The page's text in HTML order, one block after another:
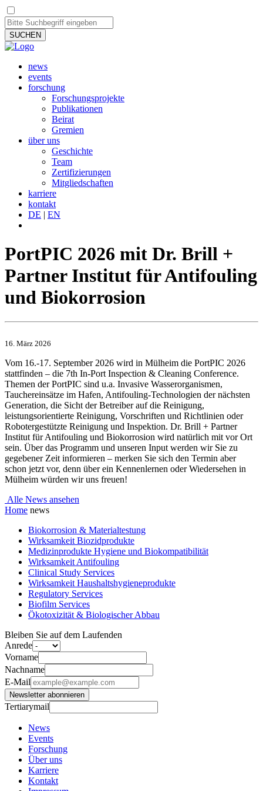
SUCHEN
news
events
forschung
Forschungsprojekte
Publikationen
Beirat
Gremien
über uns
Geschichte
Team
Zertifizierungen
Mitgliedschaften
karriere
kontakt
DE | EN
PortPIC 2026 mit Dr. Brill +
Partner Institut für Antifouling
und Biokorrosion
16. März 2026
Vom 16.-17. September 2026 wird in Mülheim die PortPIC 2026
stattfinden – die 7th In-Port Inspection & Cleaning Conference.
Themen der PortPIC sind u.a. Invasive Wasserorganismen,
Tauchereinsätze im Hafen, Antifouling-Technologien der nächsten
Generation, die Sicht der Betreiber auf die Reinigung,
leistungsorientierte Reinigung, Vorschriften und Richtlinien oder
Robotergestützte Reinigung und Inspektion. Dr. Brill + Partner
Institut für Antifouling und Biokorrosion wird natürlich mit vor Ort
sein. Über das Programm und unseren Input werden wir Sie zu
gegebener Zeit informieren – merken Sie sich den Termin aber
schon jetzt vor, denn über ein Kennenlernen oder Wiedersehen in
Mülheim würden wir uns freuen!
Alle News ansehen
Home news
Biokorrosion & Materialtestung
Wirksamkeit Biozidprodukte
Medizinprodukte Hygiene und Biokompatibilität
Wirksamkeit Antifouling
Clinical Study Services
Wirksamkeit Haushaltshygieneprodukte
Regulatory Services
Biofilm Services
Ökotoxizität & Biologischer Abbau
Bleiben Sie auf dem Laufenden
Anrede
Vorname
Nachname
E-Mail
Newsletter abonnieren
Tertiarymail
News
Events
Forschung
Über uns
Karriere
Kontakt